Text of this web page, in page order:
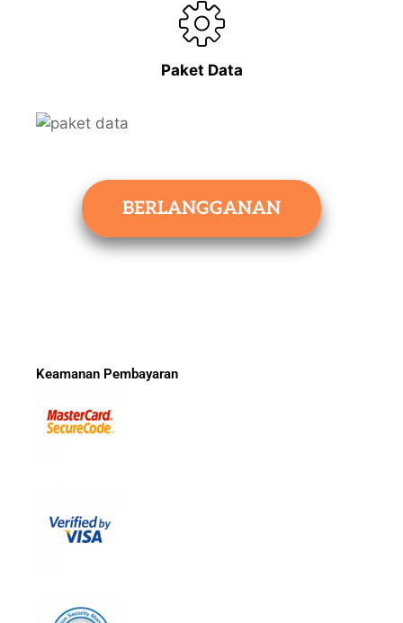
Paket Data
BERLANGGANAN
Keamanan Pembayaran